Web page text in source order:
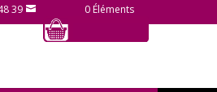
39 0 Éléments